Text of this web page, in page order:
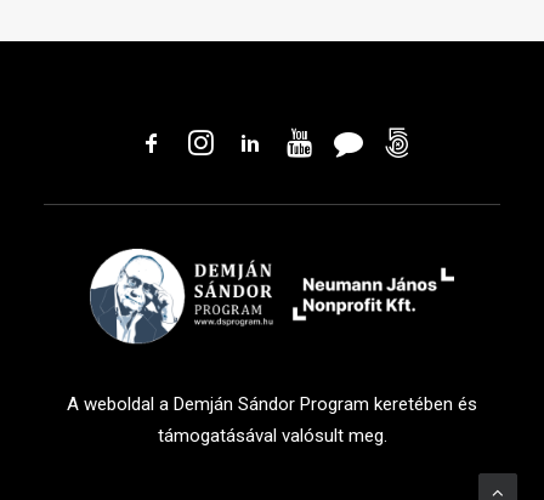
A weboldal a Demján Sándor Program keretében és
támogatásával valósult meg.